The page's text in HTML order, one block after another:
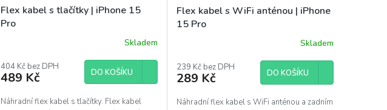
Flex kabel s tlačítky | iPhone 15
Pro
Skladem
404 Kč bez DPH
489 Kč DO KOŠÍKU
Náhradní flex kabel s tlačítky. Flex kabel
Flex kabel s WiFi anténou | iPhone
15 Pro
Skladem
239 Kč bez DPH
289 Kč DO KOŠÍKU
Náhradní flex kabel s WiFi anténou a zadním